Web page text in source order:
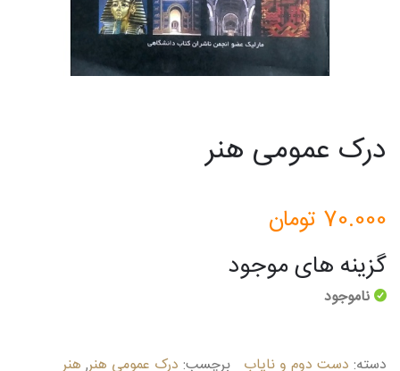
درک عمومی هنر
70.000 تومان
گزینه های موجود
ناموجود
دسته: دست دوم و نایاب برچسب: درک عمومی هنر, هنر